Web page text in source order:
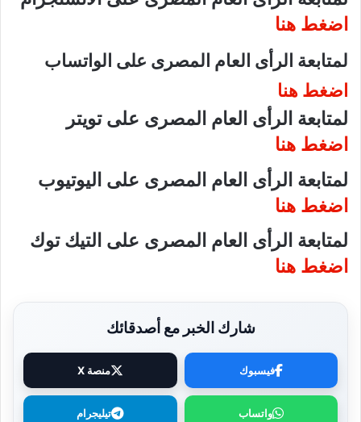
اضغط هنا
لمتابعة الرأى العام المصرى على الواتساب
اضغط هنا
لمتابعة الرأى العام المصرى على تويتر
اضغط هنا
لمتابعة الرأى العام المصرى على اليوتيوب
اضغط هنا
لمتابعة الرأى العام المصرى على التيك توك
اضغط هنا
شارك الخبر مع أصدقائك
فيسبوك منصة X
واتساب تيليجرام